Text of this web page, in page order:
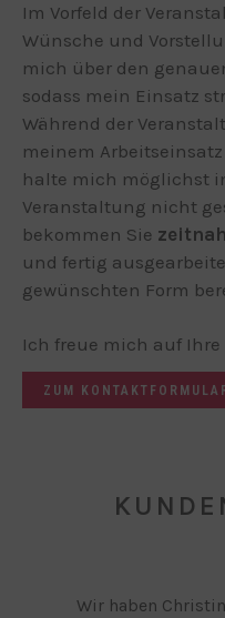
Im Vorfeld der
Wünsche und
mich über den
sodass mein Einsatz
Während der
meinem
halte mich möglichst
Veranstaltung nicht
bekommen Sie zeitnah
und fertig
gewünschten Form
Ich freue mich auf Ihre
ZUM
Wir haben